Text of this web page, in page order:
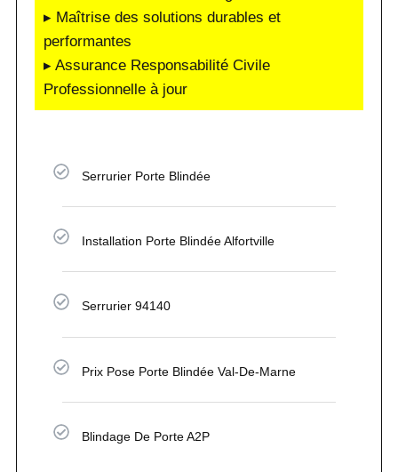
▸ Maîtrise des solutions durables et
performantes
▸ Assurance Responsabilité Civile
Professionnelle à jour
Serrurier Porte Blindée
Installation Porte Blindée Alfortville
Serrurier 94140
Prix Pose Porte Blindée Val-De-Marne
Blindage De Porte A2P